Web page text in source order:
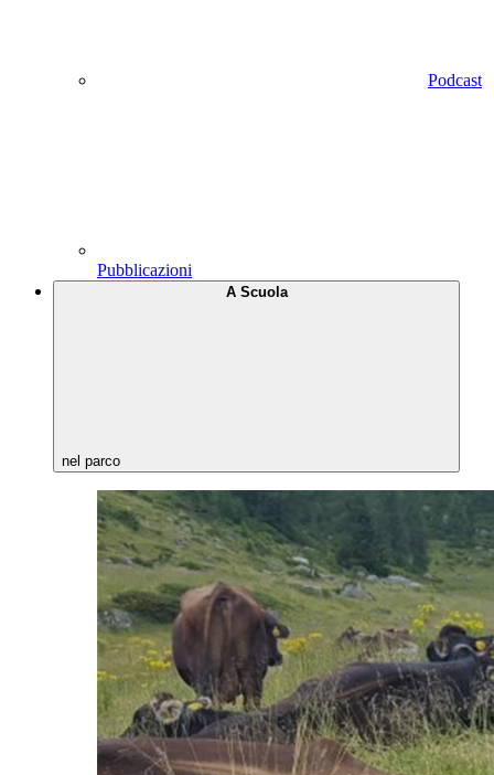
Podcast
Pubblicazioni
A Scuola
nel parco